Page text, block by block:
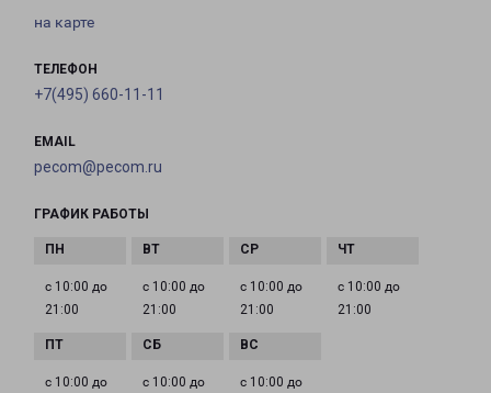
на карте
ТЕЛЕФОН
+7(495) 660-11-11
EMAIL
pecom@pecom.ru
ГРАФИК РАБОТЫ
с 10:00 до
21:00
с 10:00 до
21:00
с 10:00 до
21:00
с 10:00 до
21:00
с 10:00 до
с 10:00 до
с 10:00 до